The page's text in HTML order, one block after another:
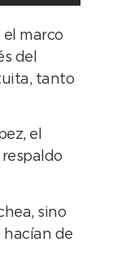
marco
del
tanto
el
sino
hacían de